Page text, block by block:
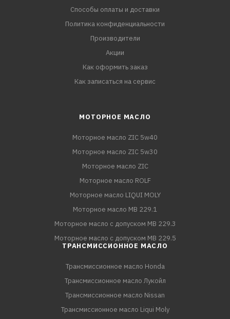
Способы оплаты и доставки
Политика конфиденциальности
Производители
Акции
Как оформить заказ
Как записаться на сервис
МОТОРНОЕ МАСЛО
Моторное масло ZIC 5w40
Моторное масло ZIC 5w30
Моторное масло ZIC
Моторное масло ROLF
Моторное масло LIQUI MOLY
Моторное масло MB 229.1
Моторное масло с допуском MB 229.3
Моторное масло с допуском MB 229.5
ТРАНСМИССИОННОЕ МАСЛО
Трансмиссионное масло Honda
Трансмиссионное масло Лукойл
Трансмиссионное масло Nissan
Трансмиссионное масло Liqui Moly